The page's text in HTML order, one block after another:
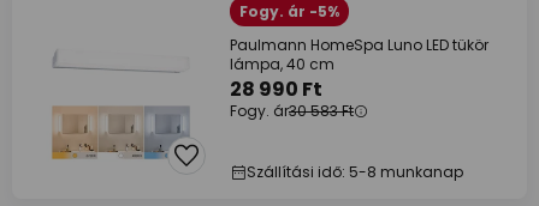
Fogy. ár -5%
Paulmann HomeSpa Luno LED tükör
lámpa, 40 cm
28 990 Ft
Fogy. ár30 583 Ft
Szállítási idő: 5-8 munkanap